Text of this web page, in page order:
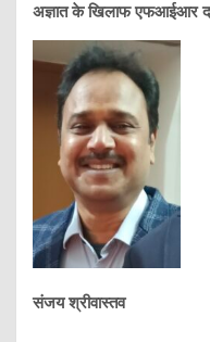
अज्ञात के खिलाफ एफआईआर
संजय श्रीवास्तव